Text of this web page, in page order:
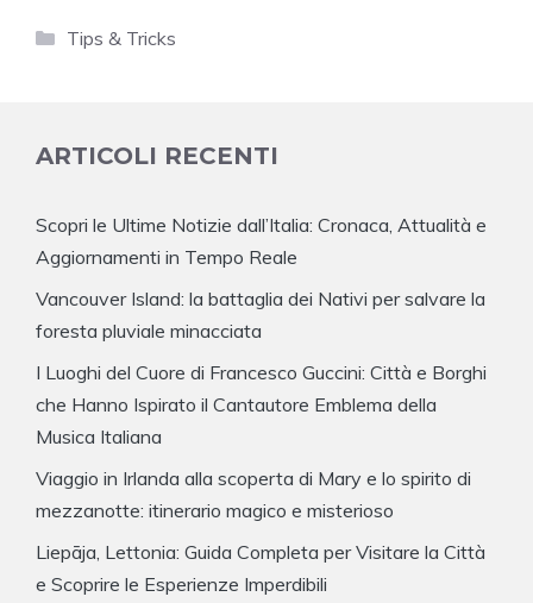
Categorie
Tips & Tricks
ARTICOLI RECENTI
Scopri le Ultime Notizie dall’Italia: Cronaca, Attualità e
Aggiornamenti in Tempo Reale
Vancouver Island: la battaglia dei Nativi per salvare la
foresta pluviale minacciata
I Luoghi del Cuore di Francesco Guccini: Città e Borghi
che Hanno Ispirato il Cantautore Emblema della
Musica Italiana
Viaggio in Irlanda alla scoperta di Mary e lo spirito di
mezzanotte: itinerario magico e misterioso
Liepāja, Lettonia: Guida Completa per Visitare la Città
e Scoprire le Esperienze Imperdibili